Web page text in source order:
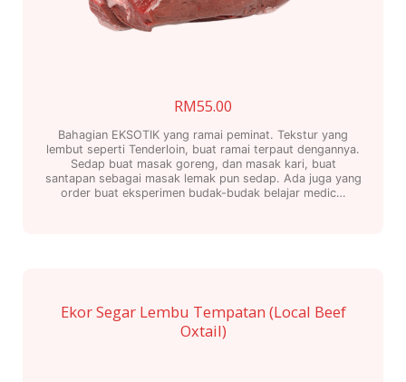
RM55.00
Bahagian EKSOTIK yang ramai peminat. Tekstur yang
lembut seperti Tenderloin, buat ramai terpaut dengannya.
Sedap buat masak goreng, dan masak kari, buat
santapan sebagai masak lemak pun sedap. Ada juga yang
order buat eksperimen budak-budak belajar medic…
Ekor Segar Lembu Tempatan (Local Beef
Oxtail)